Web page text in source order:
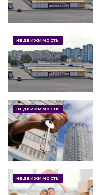
НЕДВИЖИМОСТЬ
НЕДВИЖИМОСТЬ
НЕДВИЖИМОСТЬ